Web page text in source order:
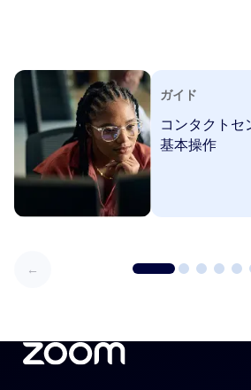
ガイド
コンタクトセ
基本操作